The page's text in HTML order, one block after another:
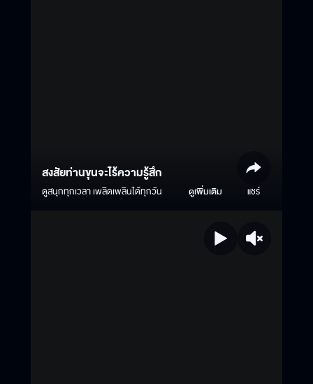
สงสัยท่านขุนจะไร้ความรู้สึก
ดูสนุกทุกเวลา เพลิดเพลินได้ทุกวัน ดูเพิ่มเติม แชร์